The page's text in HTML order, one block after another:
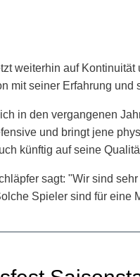
weiterhin auf
mit seiner Erfahrung
in den vergangenen
und bringt jene
künftig auf seine
sagt: "Wir sind
Spieler sind für eine